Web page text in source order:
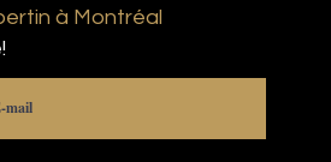
à Montréal